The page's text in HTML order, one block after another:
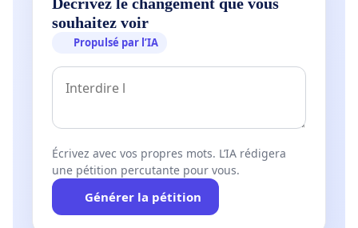
souhaitez voir
Propulsé par l’IA
Écrivez avec vos propres mots. L’IA rédigera
une pétition percutante pour vous.
Générer la pétition